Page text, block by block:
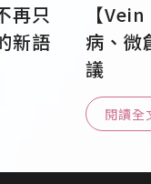
再只
新語
【
病、微
議
閱讀全